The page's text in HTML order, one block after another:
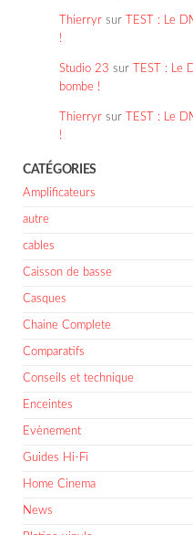
Thierryr sur
TEST : Le
!
Studio 23 sur
TEST : Le
bombe !
Thierryr sur
TEST : Le
!
CATÉGORIES
Amplificateurs
autre
cables
Caisson de basse
Casques
Chaine Complete
Comparatifs
Conseils et technique
Enceintes
Evènement
Guides Hi-Fi
Home Cinema
News